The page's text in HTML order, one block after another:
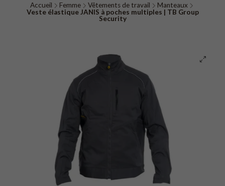
Accueil Femme Vêtements de travail
Manteaux
Veste élastique JANIS à poches multiples | TB Group
Security